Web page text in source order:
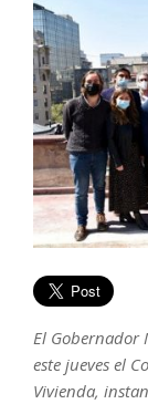
El Gobernador
este jueves el
Vivienda,